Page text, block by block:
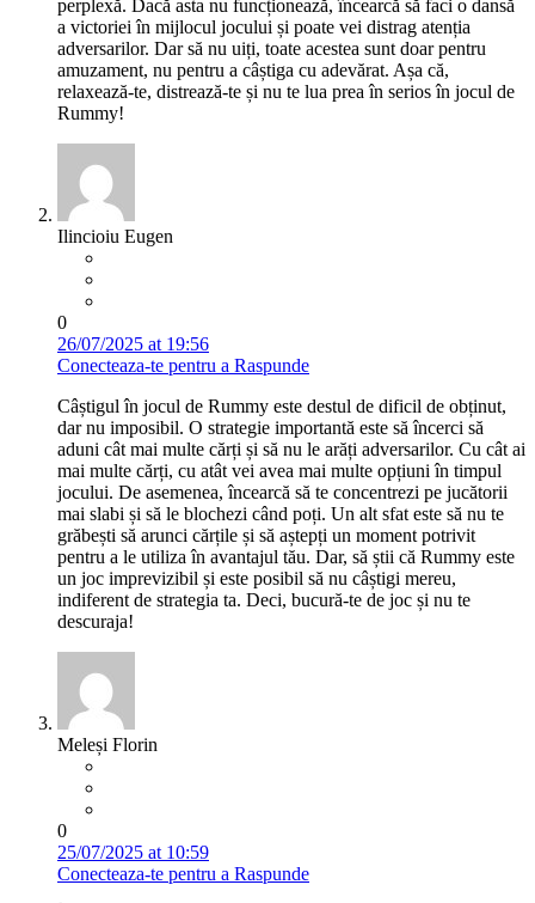
perplexă. Dacă asta nu funcționează, încearcă să faci o dansă
a victoriei în mijlocul jocului și poate vei distrag atenția
adversarilor. Dar să nu uiți, toate acestea sunt doar pentru
amuzament, nu pentru a câștiga cu adevărat. Așa că,
relaxează-te, distrează-te și nu te lua prea în serios în jocul de
Rummy!
Ilincioiu Eugen
0
26/07/2025 at 19:56
Conecteaza-te pentru a Raspunde
Câștigul în jocul de Rummy este destul de dificil de obținut,
dar nu imposibil. O strategie importantă este să încerci să
aduni cât mai multe cărți și să nu le arăți adversarilor. Cu cât ai
mai multe cărți, cu atât vei avea mai multe opțiuni în timpul
jocului. De asemenea, încearcă să te concentrezi pe jucătorii
mai slabi și să le blochezi când poți. Un alt sfat este să nu te
grăbești să arunci cărțile și să aștepți un moment potrivit
pentru a le utiliza în avantajul tău. Dar, să știi că Rummy este
un joc imprevizibil și este posibil să nu câștigi mereu,
indiferent de strategia ta. Deci, bucură-te de joc și nu te
descuraja!
Meleși Florin
0
25/07/2025 at 10:59
Conecteaza-te pentru a Raspunde